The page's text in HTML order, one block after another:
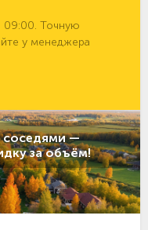
09:00. Точную
у менеджера
соседями —
за объём!